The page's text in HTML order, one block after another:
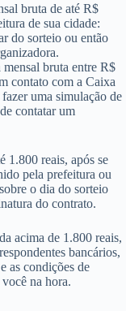
bruta de até R$
de sua cidade:
do sorteio ou então
bruta entre R$
contato com a Caixa
uma simulação de
contatar um
1.800 reais, após se
pela prefeitura ou
o dia do sorteio
do contrato.
acima de 1.800 reais,
bancários,
as condições de
na hora.